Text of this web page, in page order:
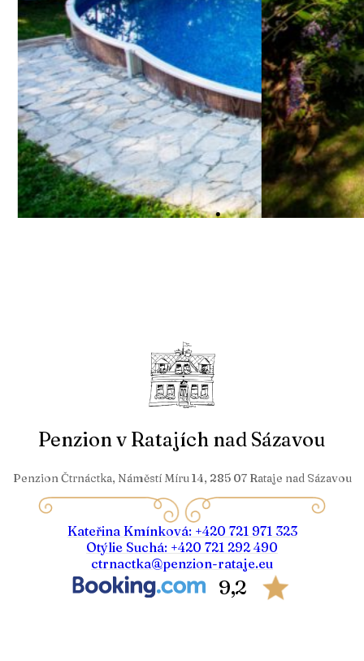
Penzion v Ratajích nad Sázavou
Penzion Čtrnáctka, Náměstí Míru 14, 285 07 Rataje nad Sázavou
Kateřina Kmínková: +420 721 971 323
Otýlie Suchá: +420 721 292 490
ctrnactka@penzion-rataje.eu
9,2